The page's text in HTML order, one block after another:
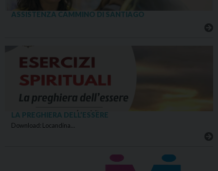
ASSISTENZA CAMMINO DI SANTIAGO
LA PREGHIERA DELL’ESSERE
Download: Locandina…